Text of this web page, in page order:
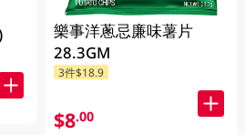
樂事洋蔥忌廉味薯片
28.3GM
3件$18.9
$8.00